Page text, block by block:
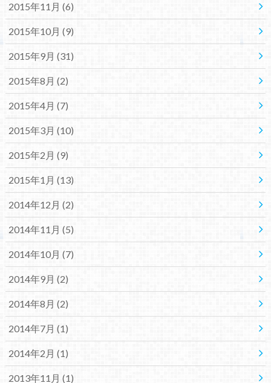
2015年11月 (6)
2015年10月 (9)
2015年9月 (31)
2015年8月 (2)
2015年4月 (7)
2015年3月 (10)
2015年2月 (9)
2015年1月 (13)
2014年12月 (2)
2014年11月 (5)
2014年10月 (7)
2014年9月 (2)
2014年8月 (2)
2014年7月 (1)
2014年2月 (1)
2013年11月 (1)